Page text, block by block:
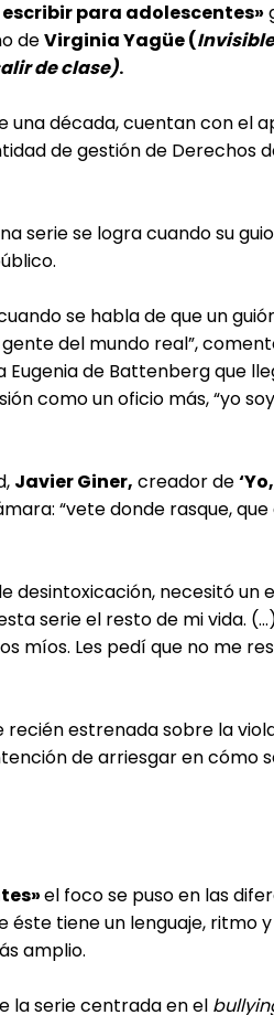
escribir para adolescentes»
deVirginia Yagüe (Invisible
de clase).
una década, cuentan con el
de gestión de Derechos
serie se logra cuando su
se habla de que un
del mundo real”,
Eugenia de Battenberg que
como un oficio más, “yo
Javier Giner, creador de
“vete donde rasque,
desintoxicación, necesitó un
serie el resto de mi vida.
míos. Les pedí que no me
recién estrenada sobre la
de arriesgar en cómo
el foco se puso en las
tiene un lenguaje, ritmo
amplio.
la serie centrada en el